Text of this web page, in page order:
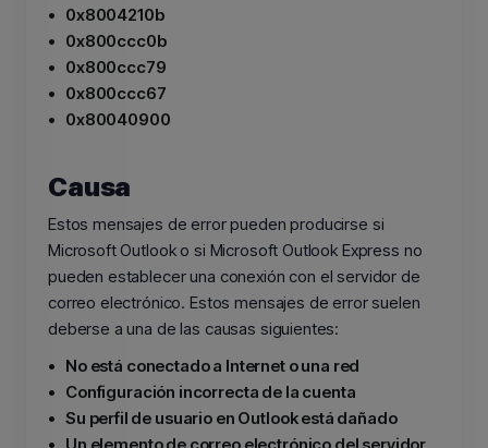
• 0x8004210b
• 0x800ccc0b
• 0x800ccc79
• 0x800ccc67
• 0x80040900
Causa
Estos mensajes de error pueden producirse si
Microsoft Outlook o si Microsoft Outlook Express no
pueden establecer una conexión con el servidor de
correo electrónico. Estos mensajes de error suelen
deberse a una de las causas siguientes:
• No está conectado a Internet o una red
• Configuración incorrecta de la cuenta
• Su perfil de usuario en Outlook está dañado